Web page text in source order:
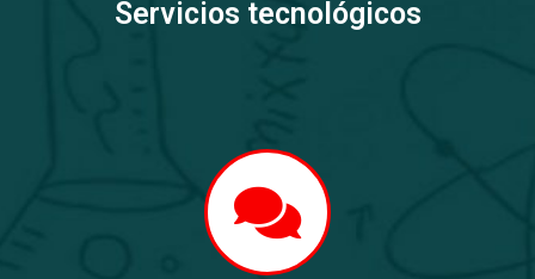
Servicios tecnológicos